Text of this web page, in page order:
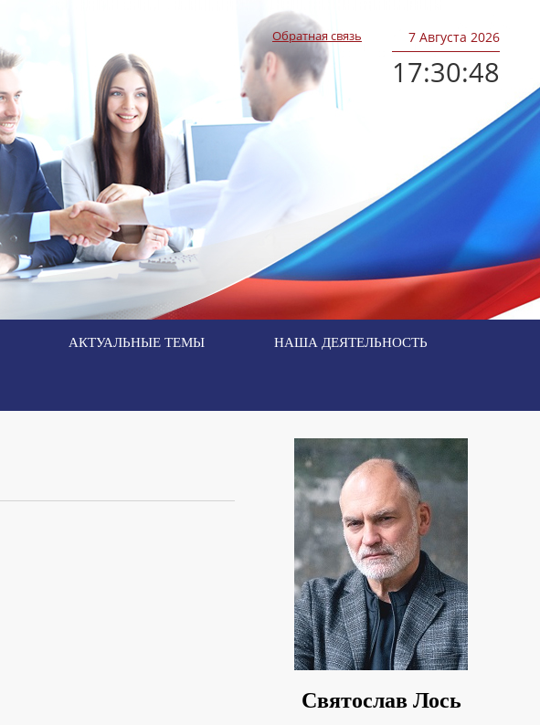
Обратная связь 7Августа 2026
17:30:49
АКТУАЛЬНЫЕ ТЕМЫ НАША ДЕЯТЕЛЬНОСТЬ
Святослав Лось